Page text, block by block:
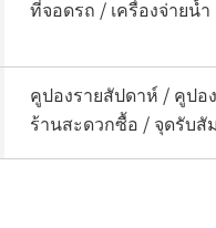
ที่จอดรถ / เครื่องจ่ายน้ำ
คูปองรายสัปดาห์ / คูป
ร้านสะดวกซื้อ / จุดรับสั